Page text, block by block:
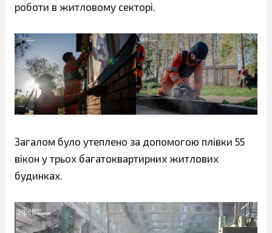
роботи в житловому секторі.
Загалом було утеплено за допомогою плівки 55
вікон у трьох багатоквартирних житлових
будинках.